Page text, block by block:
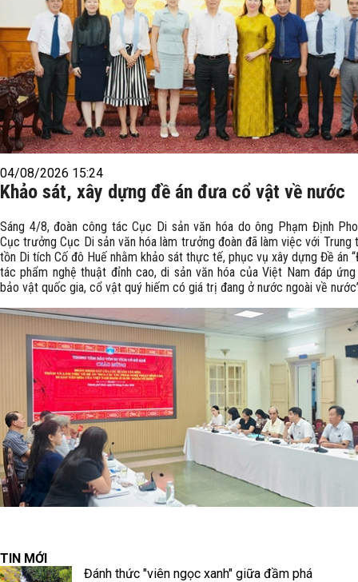
04/08/2026 15:24
Khảo sát, xây dựng đề án đưa cổ vật về nước
Sáng 4/8, đoàn công tác Cục Di sản văn hóa do ông Phạm Định
Cục trưởng Cục Di sản văn hóa làm trưởng đoàn đã làm việc với Trung
tồn Di tích Cố đô Huế nhằm khảo sát thực tế, phục vụ xây dựng Đề án
tác phẩm nghệ thuật đỉnh cao, di sản văn hóa của Việt Nam đáp
bảo vật quốc gia, cổ vật quý hiếm có giá trị đang ở nước ngoài về
TIN MỚI
Đánh thức "viên ngọc xanh" giữa đầm phá